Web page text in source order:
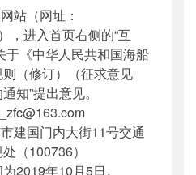
（网址：
，进入首页右侧的“互
于《中华人民共和国海船
（修订）（征求意见
知”提出意见。
国门内大街11号交通
（100736）
年10月5日。